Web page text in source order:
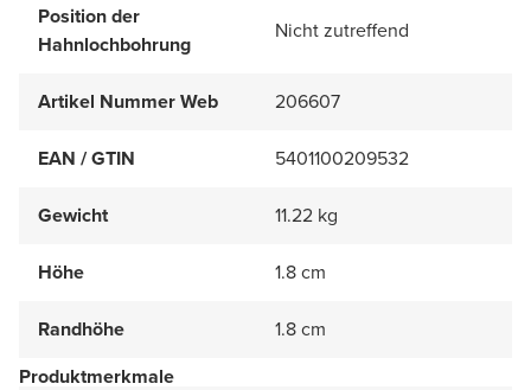
Position der
Hahnlochbohrung
Nicht zutreffend
Artikel Nummer Web 206607
EAN / GTIN 5401100209532
Gewicht 11.22 kg
Höhe 1.8 cm
Randhöhe
1.8 cm
Produktmerkmale